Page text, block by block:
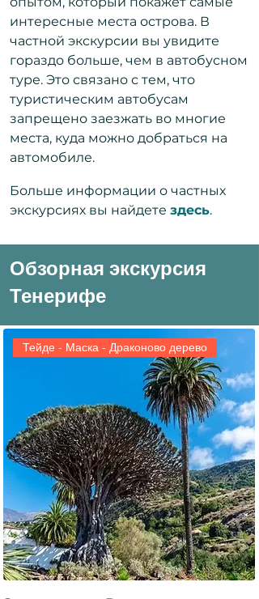
интересные места острова. В
частной экскурсии вы увидите
гораздо больше, чем в автобусном
туре. Это связано с тем, что
туристическим автобусам
запрещено заезжать во многие
места, куда можно добраться на
автомобиле.
Больше информации о частных
экскурсиях вы найдете здесь.
Обзорная экскурсия
Тенерифе
Тейде - Маска - Драконово дерево